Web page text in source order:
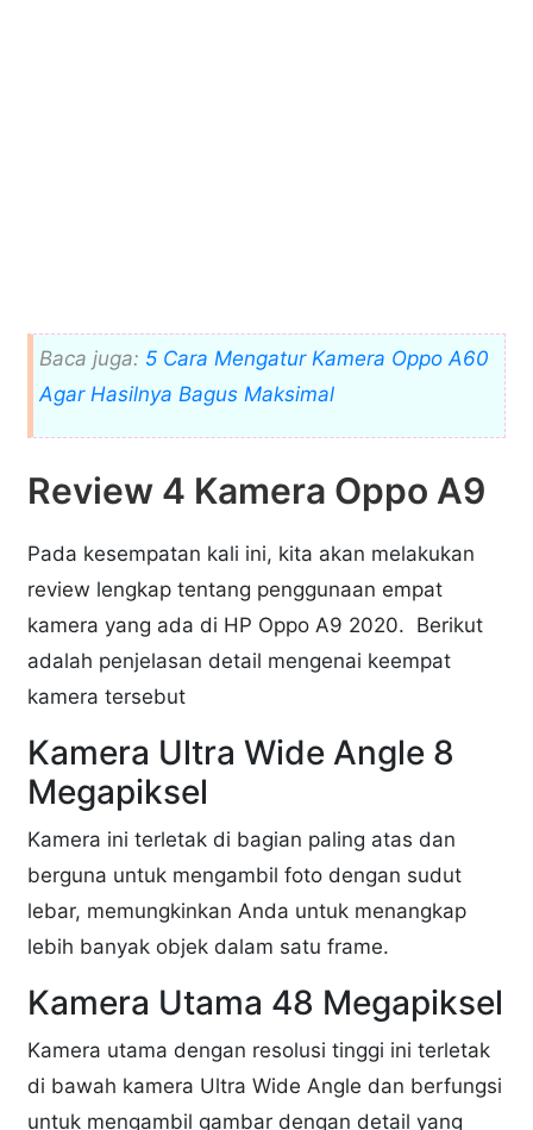
Baca juga: 5 Cara Mengatur Kamera Oppo A60
Agar Hasilnya Bagus Maksimal
Review 4 Kamera Oppo A9
Pada kesempatan kali ini, kita akan melakukan
review lengkap tentang penggunaan empat
kamera yang ada di HP Oppo A9 2020. Berikut
adalah penjelasan detail mengenai keempat
kamera tersebut
Kamera Ultra Wide Angle 8
Megapiksel
Kamera ini terletak di bagian paling atas dan
berguna untuk mengambil foto dengan sudut
lebar, memungkinkan Anda untuk menangkap
lebih banyak objek dalam satu frame.
Kamera Utama 48 Megapiksel
Kamera utama dengan resolusi tinggi ini terletak
di bawah kamera Ultra Wide Angle dan berfungsi
untuk mengambil gambar dengan detail yang